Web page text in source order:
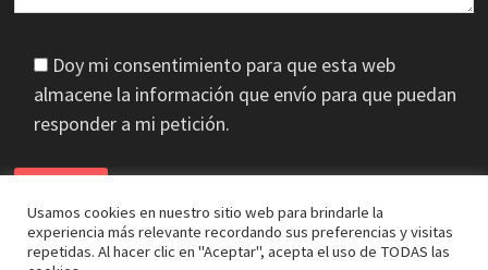
Doy mi consentimiento para que esta web
almacene la información que envío para que puedan
responder a mi petición.
Usamos cookies en nuestro sitio web para brindarle la
experiencia más relevante recordando sus preferencias y visitas
repetidas. Al hacer clic en "Aceptar", acepta el uso de TODAS las